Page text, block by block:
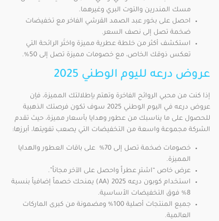
مسك المندرين والتوت البري وغيرهما.
احصل على بخور عبد الصمد القرشي الفاخر مع تخفيضات
ضخمة تصل إلى نصف السعر.
استكشف أكثر من خلطة عطرية مميزة واختَر الرائحة التي
تعكس ذوقك الخاص، مع خصومات مميزة تصل إلى 50%.
عروض درعه لليوم الوطني 2025
إذا كنت من محبي الروائح الفاخرة وتهتم بإطلالتك المميزة، فإن
عروض درعه في اليوم الوطني 2025 سوف تكون فرصتك الذهبية
للحصول على ما يناسبك من عطور وهدايا بأسعار مميزة، حيث تقدم
الشركة مجموعة واسعة من التخفيضات التي يصعب تفويتها، أبرزها:
خصومات ضخمة تصل إلى 70% على باقات العطور والهدايا
المميزة.
عرض خاص “اشترِ عطراً واحصل على الآخر مجاناً”.
استخدام كوبون درعه 2025 (AA) يمنحك خصماً إضافياً بنسبة
8% فوق التخفيضات الأساسية.
جميع المنتجات أصلية 100% ومضمونة من كبرى الماركات
العالمية.